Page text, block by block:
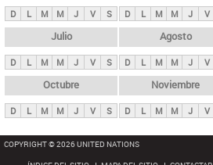
i
p
a
l
s
D L M M J V S D L M M J V
Julio
D L M M J V S
Agosto
D L M M J V
Octubre
D L M M J V S
Noviembre
D L M M J V
COPYRIGHT © 2026 UNITED NATIONS